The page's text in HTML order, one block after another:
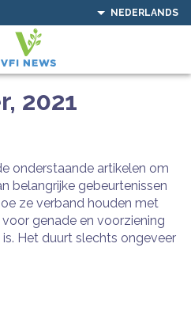
NEDERLANDS
2021
onderstaande artikelen om
belangrijke gebeurtenissen
ze verband houden met
voor genade en voorziening
Het duurt slechts ongeveer